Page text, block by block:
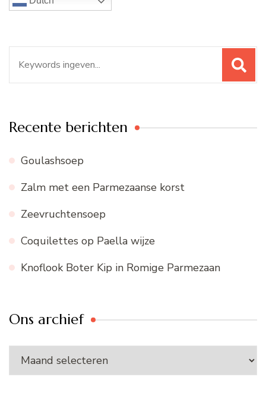
naar:
Recente berichten
Goulashsoep
Zalm met een Parmezaanse korst
Zeevruchtensoep
Coquilettes op Paella wijze
Knoflook Boter Kip in Romige Parmezaan
Ons archief
Ons